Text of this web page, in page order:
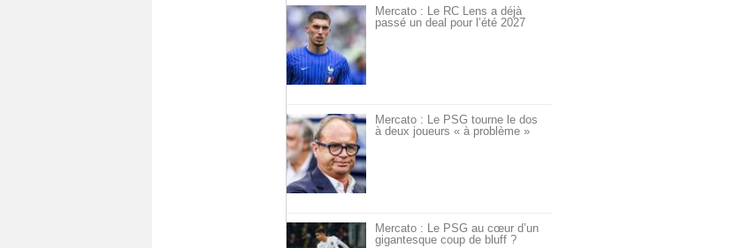
Mercato : Le RC Lens a déjà
passé un deal pour l’été 2027
Mercato : Le PSG tourne le dos
à deux joueurs « à problème »
Mercato : Le PSG au cœur d’un
gigantesque coup de bluff ?